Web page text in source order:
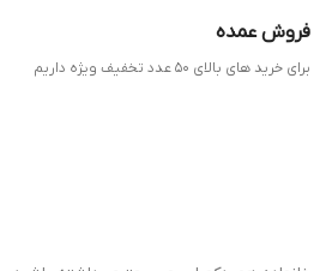
فروش عمده
برای خرید های بالای 50 عدد تخفیف ویژه داریم